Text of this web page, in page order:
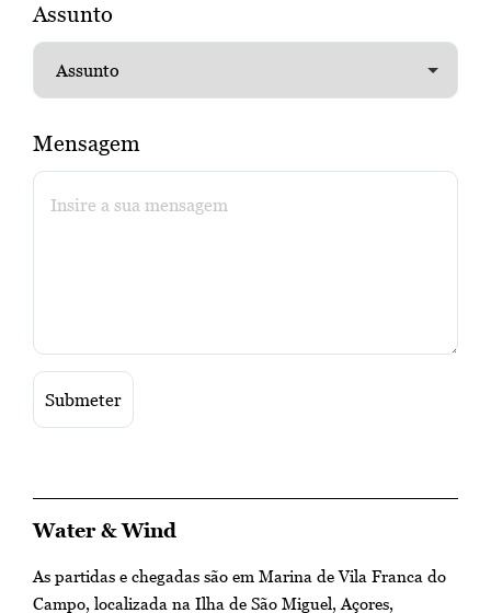
Assunto
Mensagem
Water & Wind
As partidas e chegadas são em Marina de Vila Franca do
Campo, localizada na Ilha de São Miguel, Açores,